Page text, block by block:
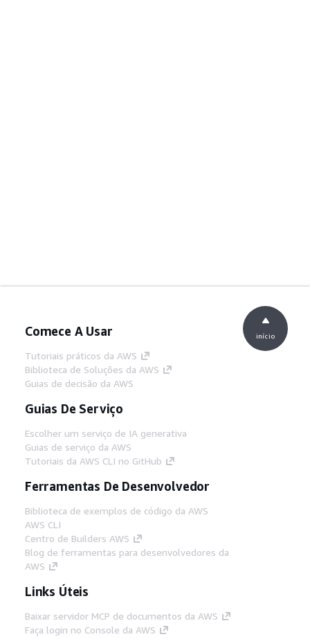
Comece A Usar
Tutoriais práticos da AWS
Biblioteca de Soluções da AWS
Guias de decisão da AWS
Guias De Serviço
Escolher um serviço de IA generativa
Guias de serviço da AWS
Tutoriais da AWS CLI no GitHub
Ferramentas De Desenvolvedor
Biblioteca de exemplos de código da AWS
AWS CLI
Centro de Builders AWS
Blog de ferramentas para desenvolvedores da
AWS
Links Úteis
Baixar servidor MCP de documentos da AWS
Faça login no Console da AWS
início